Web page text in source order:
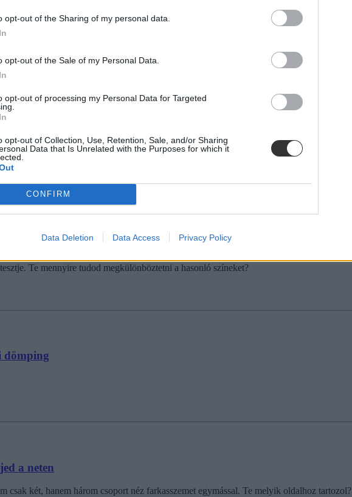
opt-out of the Sharing of my personal data.
opt-out of the Sale of my Personal Data.
opt-out of processing my Personal Data for Targeted
opt-out of Collection, Use, Retention, Sale, and/or Sharing
Data that Is Unrelated with the Purposes for which it
CONFIRM
Data Deletion Data Access Privacy Policy
a Twitteren
áll.
a látásodat!
Te mennyire tudod megkülönböztetni a hasonló színeket?
dömping
a neten
csak két, hanem három csoport néz farkasszemet egymással. Te melyik oldalhoz tartozol?